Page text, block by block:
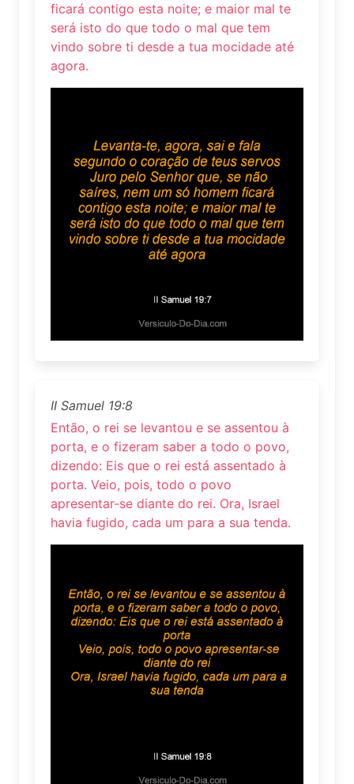
ficará contigo esta noite; e maior mal te
será isto do que todo o mal que tem
vindo sobre ti desde a tua mocidade até
agora.
II Samuel 19:8
Então, o rei se levantou e se assentou à
porta, e o fizeram saber a todo o povo,
dizendo: Eis que o rei está assentado à
porta. Veio, pois, todo o povo
apresentar-se diante do rei. Ora, Israel
havia fugido, cada um para a sua tenda.